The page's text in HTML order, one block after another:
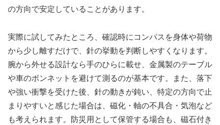
の方向で安定していることがあります。
実際に試してみたところ、確認時にコンパスを身体や荷物
から少し離すだけで、針の挙動を判断しやすくなります。
腕から外せる設計なら手のひらに載せ、金属製のテーブル
や車のボンネットを避けて測るのが基本です。また、落下
や強い衝撃を受けた後、針の動きが鈍い、特定の方向で止
まりやすいと感じた場合は、磁化・軸の不具合・気泡など
も考えられます。防災用として保管する場合も、磁石付き